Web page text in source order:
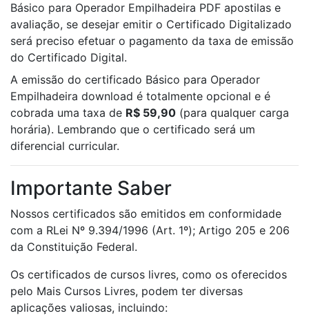
Básico para Operador Empilhadeira PDF apostilas e
avaliação, se desejar emitir o Certificado Digitalizado
será preciso efetuar o pagamento da taxa de emissão
do Certificado Digital.
A emissão do certificado Básico para Operador
Empilhadeira download é totalmente opcional e é
cobrada uma taxa de R$ 59,90 (para qualquer carga
horária). Lembrando que o certificado será um
diferencial curricular.
Importante Saber
Nossos certificados são emitidos em conformidade
com a RLei Nº 9.394/1996 (Art. 1º); Artigo 205 e 206
da Constituição Federal.
Os certificados de cursos livres, como os oferecidos
pelo Mais Cursos Livres, podem ter diversas
aplicações valiosas, incluindo: